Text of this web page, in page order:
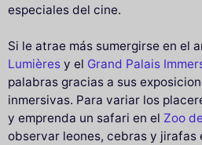
especiales del cine.
Si le atrae más sumergirse en el
Lumières y el Grand Palais
palabras gracias a sus
inmersivas. Para variar los
y emprenda un safari en el Zoo
observar leones, cebras y jirafas